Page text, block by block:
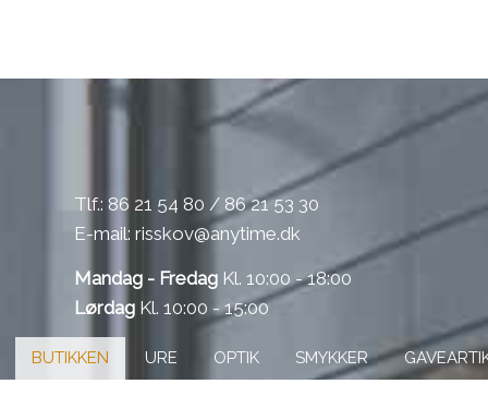
​Tlf.: 86 21 54 80 / 86 21 53 30
E-mail: ​ risskov@anytime.dk
Mandag - FredagKl. 10:00 - 18:00
LørdagKl. 10:00 - 15:00​
BUTIKKEN URE OPTIK SMYKKER